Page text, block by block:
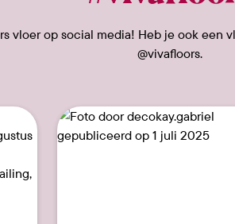
vloer op social media! Heb je ook een
@vivafloors.